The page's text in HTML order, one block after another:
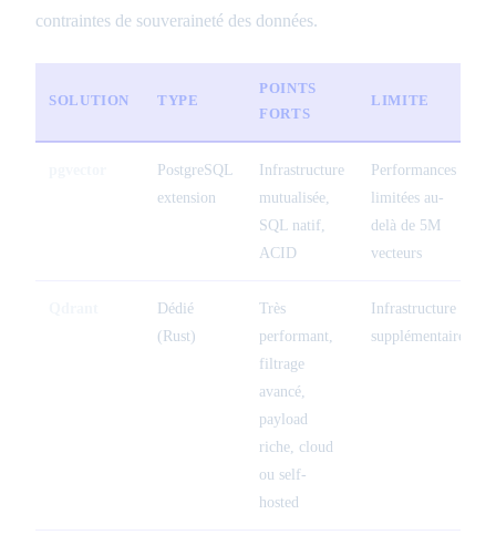
contraintes de souveraineté des données.
SOLUTION TYPE
POINTS
FORTS
LIMITE
PostgreSQL
extension
Infrastructure
mutualisée,
SQL natif,
ACID
Performances
limitées au-
delà de 5M
vecteurs
Dédié
(Rust)
Très
performant,
filtrage
avancé,
payload
riche, cloud
ou self-
hosted
Infrastructure
supplémentaire